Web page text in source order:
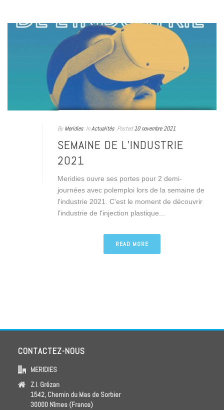
By Meridies InActualités Posted 10 novembre 2021
SEMAINE DE L’INDUSTRIE
2021
Meridies ouvre ses portes pour 2 demi-
journées avec polemploi lors de la semaine de
l'industrie 2021. C'est le moment de découvrir
l'industrie de l'injection plastique...
READ MORE
CONTACTEZ-NOUS
MERIDIES
Z.I. Grézan
1542, Chemin du Mas de Sorbier
30000 Nîmes (France)